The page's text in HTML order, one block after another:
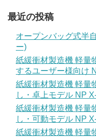
最近の投稿
オープンバッグ式半
ー)
紙緩衝材製造機 軽量
するユーザー様向け
紙緩衝材製造機 軽量
し・卓上モデル NP
紙緩衝材製造機 軽量
し・可動モデル NP
紙緩衝材製造機 軽量